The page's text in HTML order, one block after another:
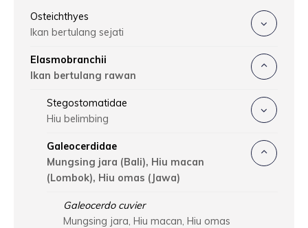
Osteichthyes
Ikan bertulang sejati
Elasmobranchii
Ikan bertulang rawan
Stegostomatidae
Hiu belimbing
Galeocerdidae
Mungsing jara (Bali), Hiu macan
(Lombok), Hiu omas (Jawa)
Galeocerdo cuvier
Mungsing jara, Hiu macan, Hiu omas